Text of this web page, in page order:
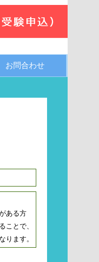
お問合わせ
ある方
ことで、
ります。